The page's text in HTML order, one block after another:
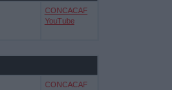
CONCACAF
YouTube
CONCACAF